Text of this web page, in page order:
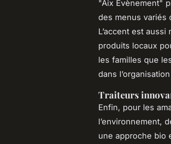
"Aix Evènement"
des menus variés
L’accent est
produits locaux
les familles que
dans
Traiteurs
Enfin, pour les
l’environnement,
une approche bio